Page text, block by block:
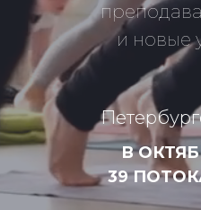
и новые
В
39